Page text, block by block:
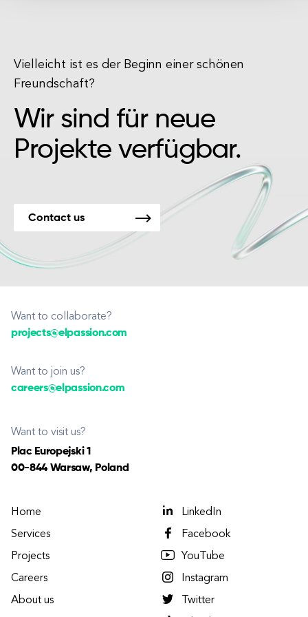
Vielleicht ist es der Beginn einer schönen
Freundschaft?
Wir sind für neue
Projekte verfügbar.
Contact us
Want to collaborate?
projects@elpassion.com
Want to join us?
careers@elpassion.com
Want to visit us?
Plac Europejski 1
00-844 Warsaw, Poland
Home
Services
Projects
Careers
About us
LinkedIn
Facebook
YouTube
Instagram
Twitter